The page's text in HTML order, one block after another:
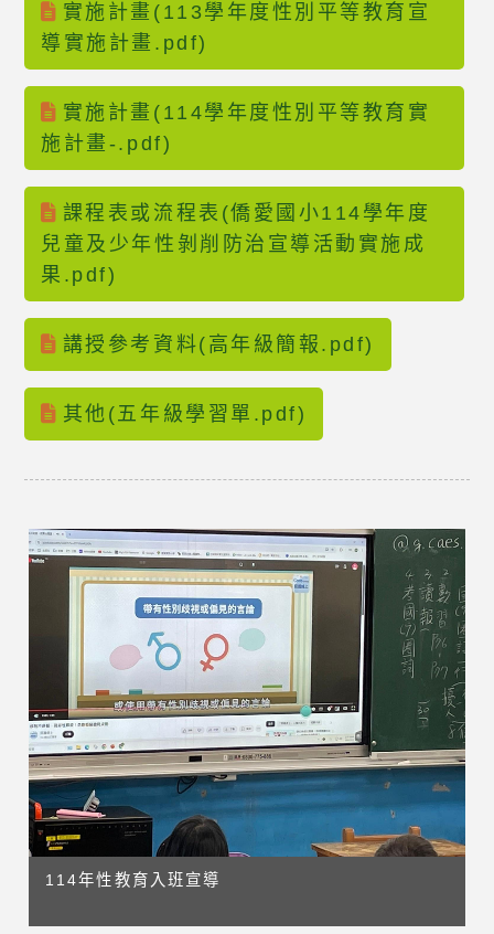
實施計畫(113學年度性別平等教育宣
導實施計畫.pdf)
實施計畫(114學年度性別平等教育實
施計畫-.pdf)
課程表或流程表(僑愛國小114學年度
兒童及少年性剝削防治宣導活動實施成
果.pdf)
講授參考資料(高年級簡報.pdf)
其他(五年級學習單.pdf)
114年性教育入班宣導